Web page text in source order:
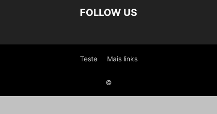
FOLLOW US
Teste Mais links
©